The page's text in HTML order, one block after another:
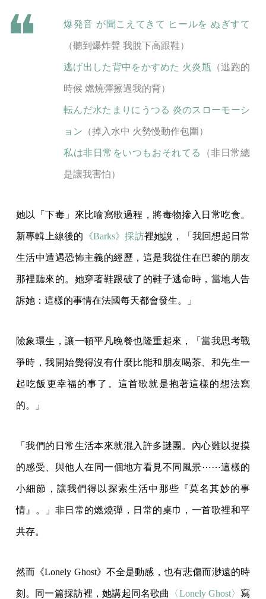
爆発音 が聞こえてきて ヒールを ぬぎすて
（聽到爆炸聲 我脫下高跟鞋）
逃げ出した背中をかすめた 火炎瓶 （逃跑的
時候 燃燒彈擦過我的背）
転んだ水たまりにうつる 炎のスローモーシ
ョン （掉入水中 火勢慢動作包圍）
私は非日常をいつもおそれてる （非日常總
是讓我害怕）
她以「下毒」來比喻寫歌過程，將毒物摻入日常吃食。
新專輯上線後的 《Barks》採訪裡她說，「我回想起日常
生活中遭遇恐怖主義的經歷，這是我從住在巴黎的朋友
那裡聽來的。她穿著鞋跟破了的鞋子逃命時，當地人告
訴她：這樣的事情在法國每天都會發生。」
險象環生，讓一頓平凡晚餐也隆重起來，「當我思考戰
爭時，我開始覺得沒有什麼比能和朋友喝茶、和先生一
起吃飯更幸福的事了。這首歌就是抱著這樣的想法寫
的。」
「我們的日常生活本來就混入許多謎團。內心難以捉摸
的感受、與他人在同一個地方看見不同風景⋯⋯這樣的
小細節，讓我們得以探索生活中那些『莫名其妙的事
情』。」非日常的燃燒彈，日常的桌巾，一首歌裡和平
共存。
然而《Lonely Ghost》不全是動感，也有悲傷而渺遠的時
刻。同一篇採訪裡，她講起同名歌曲 〈Lonely Ghost〉 寫